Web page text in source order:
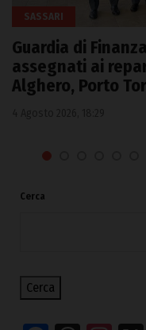
SASSARI
Guardia di
assegnati ai
Alghero, Porto
Cerca
Cerca